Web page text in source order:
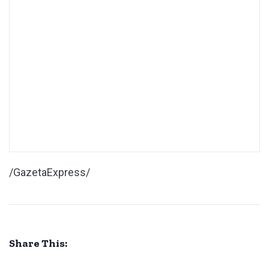
/GazetaExpress/
Share This: